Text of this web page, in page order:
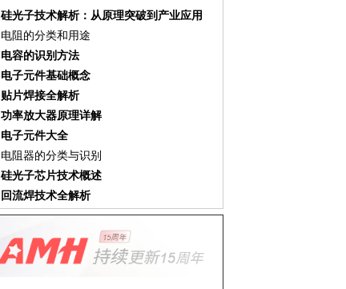
硅光子技术解析：从原理突破到产业应用
电阻的分类和用途
电容的识别方法
电子元件基础概念
贴片焊接全解析
功率放大器原理详解
电子元件大全
电阻器的分类与识别
硅光子芯片技术概述
回流焊技术全解析